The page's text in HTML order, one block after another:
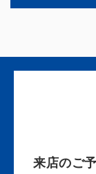
来店のご